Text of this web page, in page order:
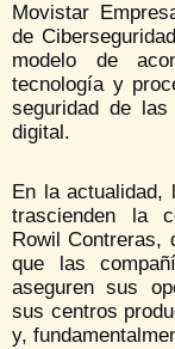
Movistar
de
modelo de
tecnología y
seguridad de
digital.
En la actualidad,
trascienden la
Rowil Contreras,
que las
aseguren sus
sus centros
y,